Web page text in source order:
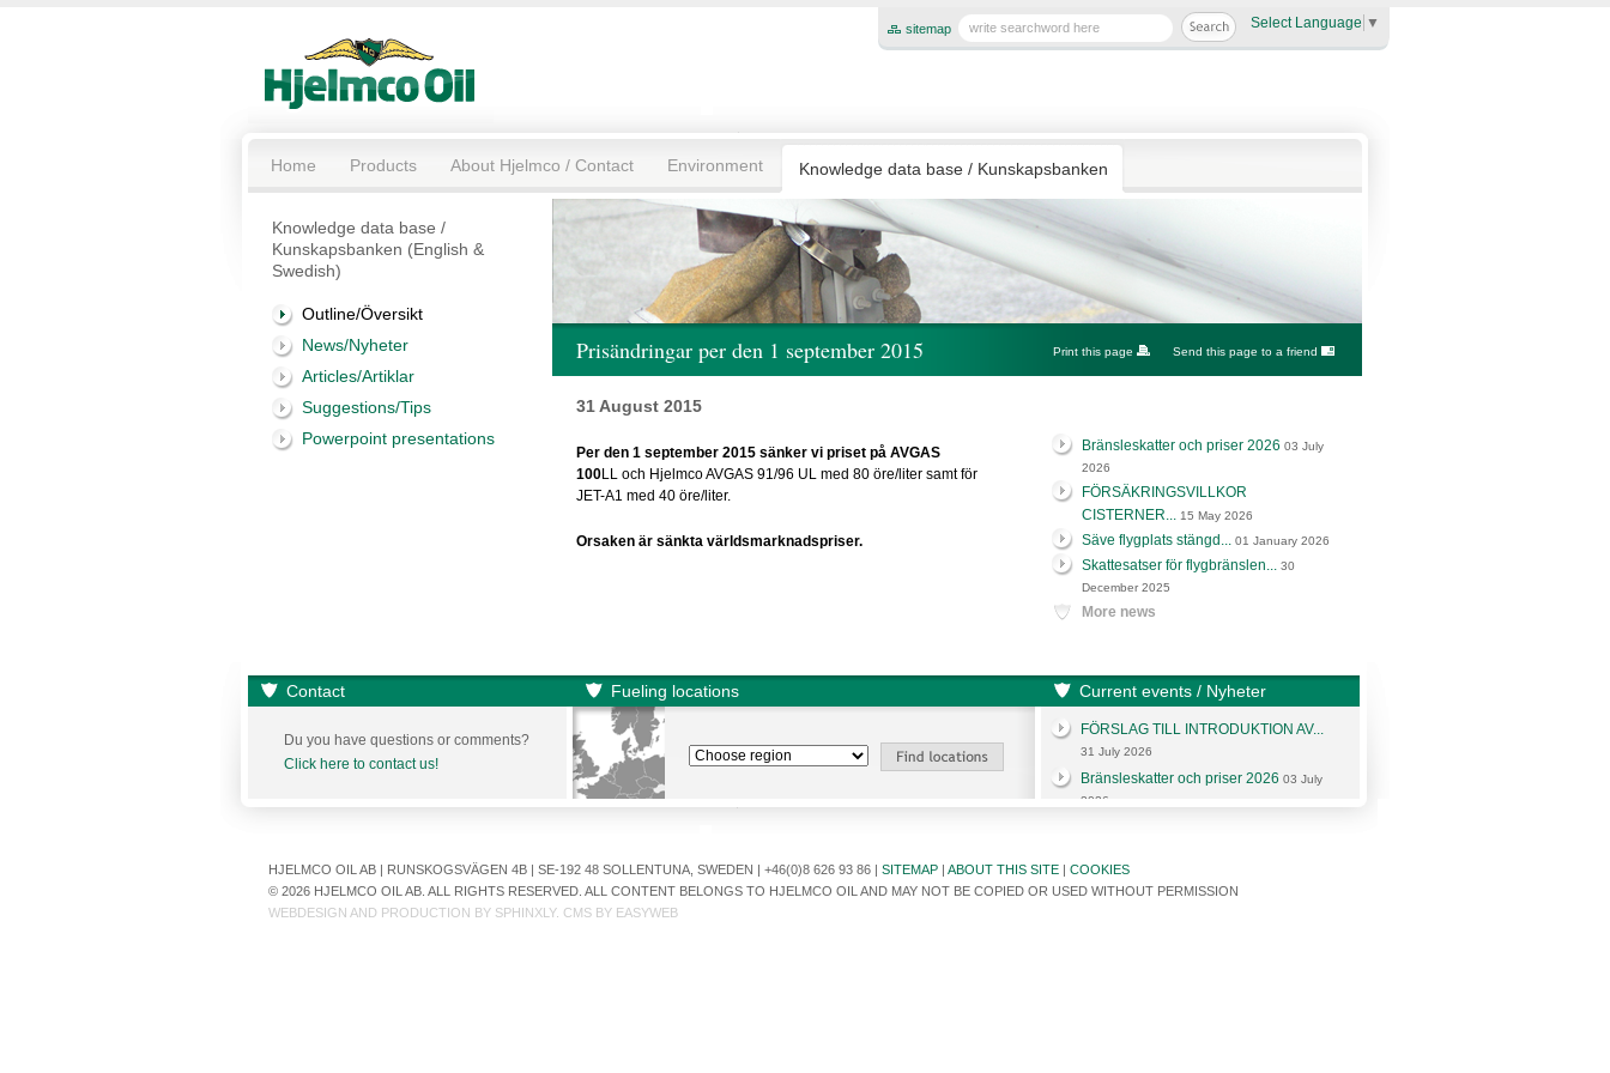
sitemap Select Language ▼
Home Products About Hjelmco / Contact Environment Knowledge data base / Kunskapsbanken
Knowledge data base /
Kunskapsbanken (English &
Swedish)
Outline/Översikt
News/Nyheter
Articles/Artiklar
Suggestions/Tips
Powerpoint presentations
Prisändringar per den 1 september 2015 Print this page Send this page to a friend
31 August 2015
Per den 1 september 2015 sänker vi priset på AVGAS
100LL och Hjelmco AVGAS 91/96 UL med 80 öre/liter samt för
JET-A1 med 40 öre/liter.
Orsaken är sänkta världsmarknadspriser.
Bränsleskatter och priser 2026 03 July
2026
FÖRSÄKRINGSVILLKOR
CISTERNER... 15 May 2026
Säve flygplats stängd... 01 January 2026
Skattesatser för flygbränslen... 30
December 2025
More news
Contact Fueling locations Current events / Nyheter
Du you have questions or comments?
Click here to contact us!
FÖRSLAG TILL INTRODUKTION AV...
31 July 2026
Bränsleskatter och priser 2026 03 July
2026
HJELMCO OIL AB | RUNSKOGSVÄGEN 4B | SE-192 48 SOLLENTUNA, SWEDEN | +46(0)8 626 93 86 | SITEMAP | ABOUT THIS SITE | COOKIES
© 2026 HJELMCO OIL AB. ALL RIGHTS RESERVED. ALL CONTENT BELONGS TO HJELMCO OIL AND MAY NOT BE COPIED OR USED WITHOUT PERMISSION
WEBDESIGN AND PRODUCTION BY SPHINXLY. CMS BY EASYWEB